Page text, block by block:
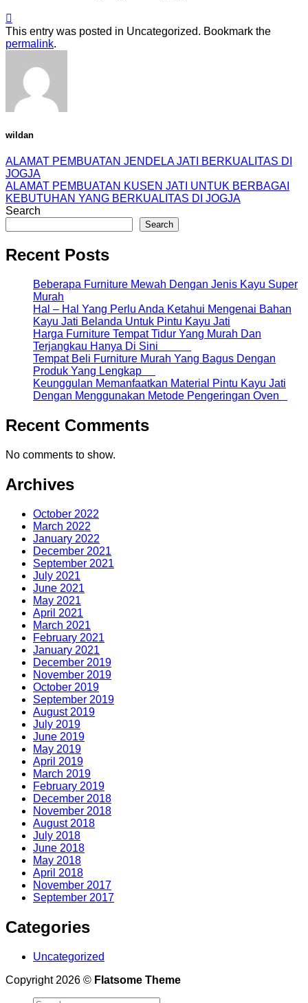
This entry was posted in Uncategorized. Bookmark the
permalink.
wildan
ALAMAT PEMBUATAN JENDELA JATI BERKUALITAS DI
JOGJA
ALAMAT PEMBUATAN KUSEN JATI UNTUK BERBAGAI
KEBUTUHAN YANG BERKUALITAS DI JOGJA
Search
Search
Recent Posts
Beberapa Furniture Mewah Dengan Jenis Kayu Super
Murah
Hal – Hal Yang Perlu Anda Ketahui Mengenai Bahan
Kayu Jati Belanda Untuk Pintu Kayu Jati
Harga Furniture Tempat Tidur Yang Murah Dan
Terjangkau Hanya Di Sini
Tempat Beli Furniture Murah Yang Bagus Dengan
Produk Yang Lengkap
Keunggulan Memanfaatkan Material Pintu Kayu Jati
Dengan Menggunakan Metode Pengeringan Oven
Recent Comments
No comments to show.
Archives
October 2022
March 2022
January 2022
December 2021
September 2021
July 2021
June 2021
May 2021
April 2021
March 2021
February 2021
January 2021
December 2019
November 2019
October 2019
September 2019
August 2019
July 2019
June 2019
May 2019
April 2019
March 2019
February 2019
December 2018
November 2018
August 2018
July 2018
June 2018
May 2018
April 2018
November 2017
September 2017
Categories
Uncategorized
Copyright 2026 © Flatsome Theme